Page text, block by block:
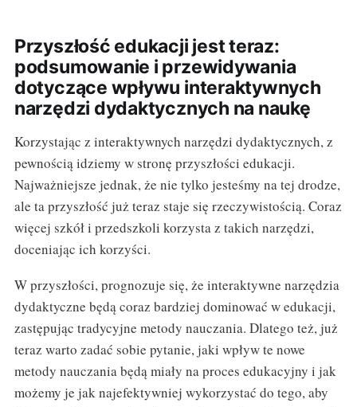
Przyszłość edukacji jest teraz:
podsumowanie i przewidywania
dotyczące wpływu interaktywnych
narzędzi dydaktycznych na naukę
Korzystając z interaktywnych narzędzi dydaktycznych, z
pewnością idziemy w stronę przyszłości edukacji.
Najważniejsze jednak, że nie tylko jesteśmy na tej drodze,
ale ta przyszłość już teraz staje się rzeczywistością. Coraz
więcej szkół i przedszkoli korzysta z takich narzędzi,
doceniając ich korzyści.
W przyszłości, prognozuje się, że interaktywne narzędzia
dydaktyczne będą coraz bardziej dominować w edukacji,
zastępując tradycyjne metody nauczania. Dlatego też, już
teraz warto zadać sobie pytanie, jaki wpływ te nowe
metody nauczania będą miały na proces edukacyjny i jak
możemy je jak najefektywniej wykorzystać do tego, aby